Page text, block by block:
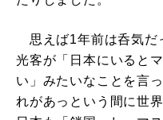
思えば1年前は呑気だ
光客が「日本にいると
い」みたいなことを言
れがあっという間に世